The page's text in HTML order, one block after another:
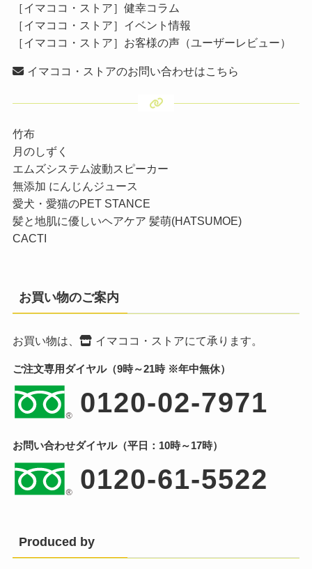
［イマココ・ストア］健幸コラム
［イマココ・ストア］イベント情報
［イマココ・ストア］お客様の声（ユーザーレビュー）
イマココ・ストアのお問い合わせはこちら
竹布
月のしずく
エムズシステム波動スピーカー
無添加 にんじんジュース
愛犬・愛猫のPET STANCE
髪と地肌に優しいヘアケア 髪萌(HATSUMOE)
CACTI
お買い物のご案内
お買い物は、 イマココ・ストアにて承ります。
ご注文専用ダイヤル（9時～21時 ※年中無休）
0120-02-7971
お問い合わせダイヤル（平日：10時～17時）
0120-61-5522
Produced by